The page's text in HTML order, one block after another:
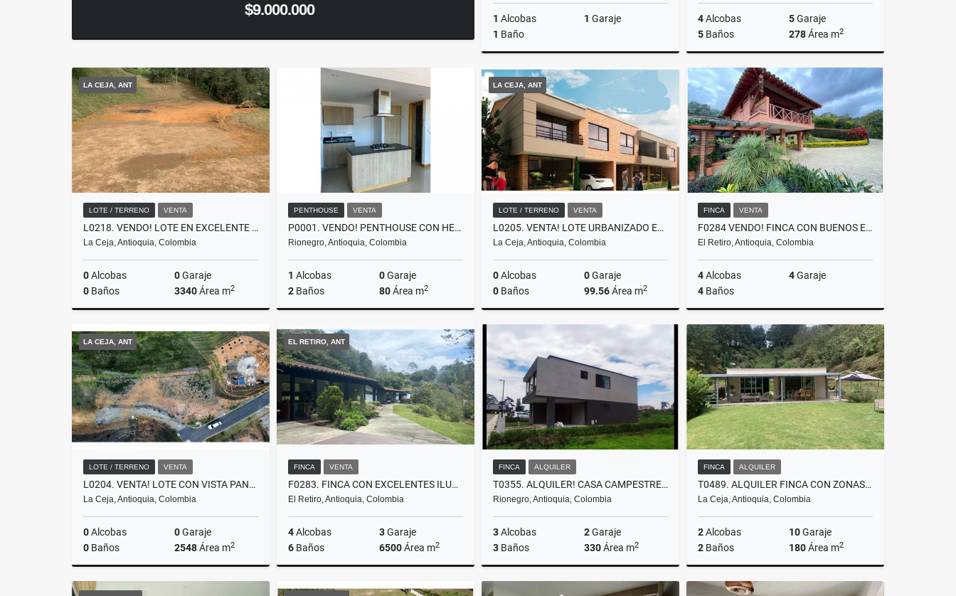
$9.000.000 1 Alcobas 1 Garaje
1 Baño
Venta
$380.000.000
4Alcobas 5Garaje
5 Baños 278Área m2
Venta
$2.300.000.000
LA CEJA, ANT
LOTE / TERRENO VENTA
L0218. VENDO! LOTE EN EXCELENTE SECTOR, PRECIO DE OPORTUNIDAD LA CEJA
La Ceja, Antioquia, Colombia
0Alcobas 0Garaje
0 Baños 3340Área m2
Venta
$600.000.000
PENTHOUSE VENTA
P0001. VENDO! PENTHOUSE CON HERMOSA VISTA SAN ANTONIO DE PEREIRA
Rionegro, Antioquia, Colombia
1 Alcobas 0Garaje
2 Baños 80Área m2
Venta
$750.000.000
Alquiler
$3.300.000
LA CEJA, ANT
LOTE / TERRENO VENTA
L0205. VENTA! LOTE URBANIZADO EN SECTOR EXCLUSIVO, LA CEJA
La Ceja, Antioquia, Colombia
0Alcobas 0Garaje
0 Baños 99.56Área m2
$235.000.000
FINCA VENTA
F0284 VENDO! FINCA CON BUENOS ESPACIOS UBICACIÓN RESIDENCIAL EL RETIRO
El Retiro, Antioquia, Colombia
4Alcobas 4Garaje
4 Baños
Venta
$2.700.000.000
LA CEJA, ANT
LOTE / TERRENO VENTA
L0204. VENTA! LOTE CON VISTA PANORAMICA EN PARCELACIÓN LA CEJA
La Ceja, Antioquia, Colombia
0Alcobas 0Garaje
0 Baños 2548Área m2
EL RETIRO, ANT
FINCA VENTA
F0283. FINCA CON EXCELENTES ILUMINACIÓN Y ESPACIOS EN EL RETIRO
El Retiro, Antioquia, Colombia
4Alcobas 3Garaje
6 Baños 6500Área m2
Venta Alquiler
FINCA ALQUILER
T0355. ALQUILER! CASA CAMPESTRE EN PARCELACIÓN LLANOGRANDE
Rionegro, Antioquia, Colombia
3Alcobas 2Garaje
3 Baños 330Área m2
Alquiler
FINCA ALQUILER
T0489. ALQUILER FINCA CON ZONAS VERDES
La Ceja, Antioquia, Colombia
2Alcobas 10Garaje
2 Baños 180Área m2
Alquiler